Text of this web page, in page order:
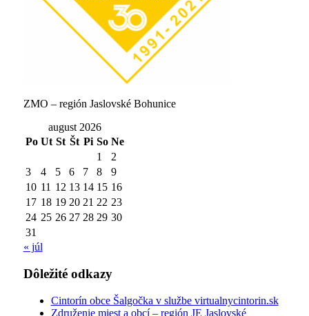
ZMO – región Jaslovské Bohunice
august 2026
Po Ut St Št Pi So Ne
1
2
3
4 5 6 7 8
9
10 11 12 13 14 15 16
17 18 19 20 21 22 23
24 25 26 27 28 29 30
31
« júl
Dôležité odkazy
Cintorín obce Šalgočka v službe virtualnycintorin.sk
Združenie miest a obcí – región JE Jaslovské